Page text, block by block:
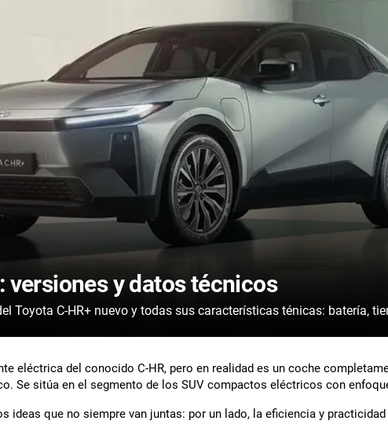
versiones y datos técnicos
Consulta la ficha técnica de cada versión del Toyota C-HR+ nuevo y todas sus características ténicas:
eléctrica del conocido C-HR, pero en realidad es un coche
Se sitúa en el segmento de los SUV compactos eléctricos con
ideas que no siempre van juntas: por un lado, la eficiencia y